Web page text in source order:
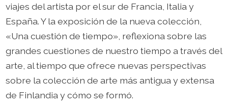
viajes del artista por el sur de Francia, Italia y
España. Y la exposición de la nueva colección,
«Una cuestión de tiempo», reflexiona sobre las
grandes cuestiones de nuestro tiempo a través del
arte, al tiempo que ofrece nuevas perspectivas
sobre la colección de arte más antigua y extensa
de Finlandia y cómo se formó.